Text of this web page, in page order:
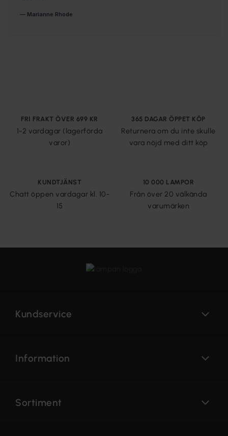
FRI FRAKT ÖVER 699 KR
1-2 vardagar (lagerförda
varor)
365 DAGAR ÖPPET KÖP
Returnera om du inte skulle
vara nöjd med ditt köp
KUNDTJÄNST
Chatt öppen vardagar kl. 10-
15
10 000 LAMPOR
Från över 20 välkända
varumärken
Kundservice
Information
Sortiment